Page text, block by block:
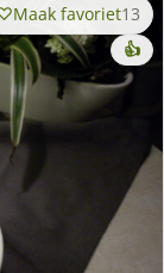
Maak favoriet13
👍